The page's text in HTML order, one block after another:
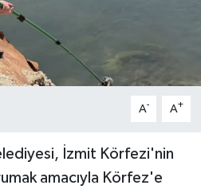
A- A+
İzmit Körfezi'nin
amacıyla Körfez'e